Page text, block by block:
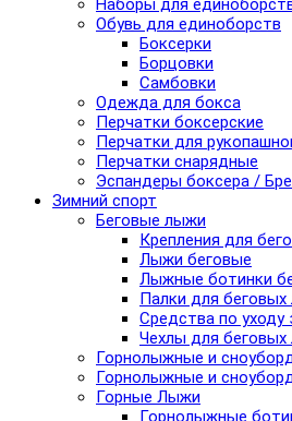
Наборы для
Обувь для единоборств
Боксерки
Борцовки
Самбовки
Одежда для бокса
Перчатки боксерские
Перчатки для
Перчатки снарядные
Эспандеры боксера /
Зимний спорт
Беговые лыжи
Крепления для
Лыжи беговые
Лыжные ботинки
Палки для
Средства по уходу
Чехлы для
Горнолыжные и
Горнолыжные и
Горные Лыжи
Горнолыжные